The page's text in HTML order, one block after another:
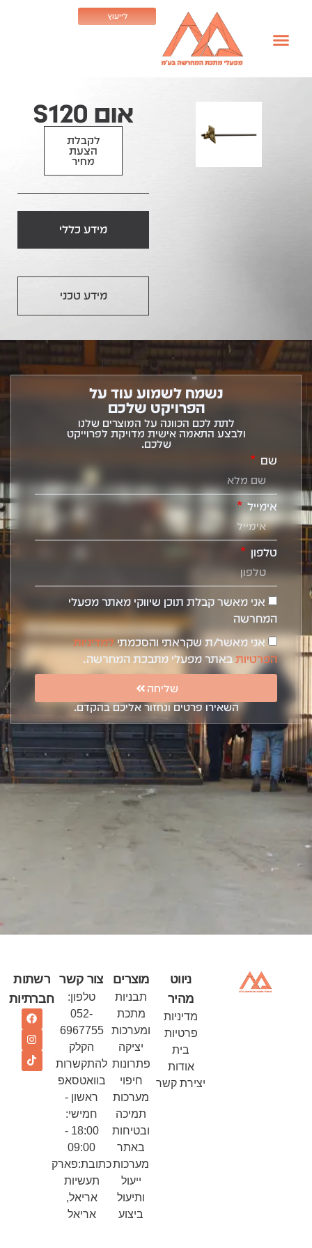
לייעוץ
אום S120
לקבלת
הצעת
מחיר
מידע כללי
מידע טכני
נשמח לשמוע עוד על
הפרויקט שלכם
לתת לכם הכוונה על המוצרים שלנו
ולבצע התאמה אישית מדויקת לפרוייקט
שלכם.
שם
אימייל
טלפון
אני מאשר קבלת תוכן שיווקי מאתר מפעלי
המחרשה
אני מאשר/ת שקראתי והסכמתילמדיניות
הפרטיותבאתר מפעלי מתבכת המחרשה.
שליחה
השאירו פרטים ונחזור אליכם בהקדם.
ניווט
מהיר
מדיניות
פרטיות
בית
אודות
יצירת קשר
מוצרים
תבניות
מתכת
ומערכות
יציקה
פתרונות
חיפוי
מערכות
תמיכה
ובטיחות
באתר
מערכות
ייעול
ותיעול
ביצוע
צור קשר
טלפון:
052-
6967755
הקלק
להתקשרות
בוואטסאפ
ראשון -
חמישי:
18:00 -
09:00
כתובת:פארק
תעשיות
אריאל,
אריאל
רשתות
חברתיות